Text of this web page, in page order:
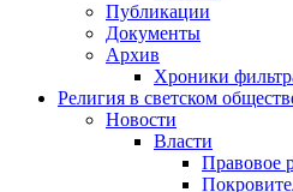
Публикации
Документы
Архив
Хроники
Религия в светском
Новости
Власти
Правовое